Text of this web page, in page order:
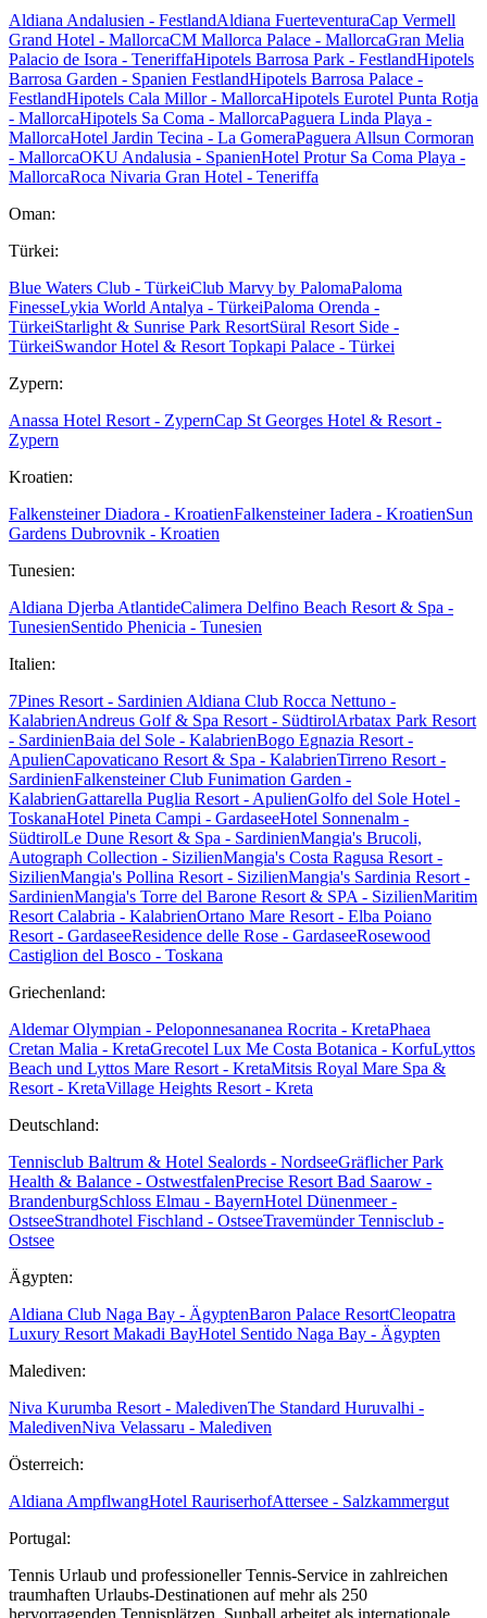
Aldiana Andalusien - FestlandAldiana FuerteventuraCap Vermell
Grand Hotel - MallorcaCM Mallorca Palace - MallorcaGran Melia
Palacio de Isora - TeneriffaHipotels Barrosa Park - FestlandHipotels
Barrosa Garden - Spanien FestlandHipotels Barrosa Palace -
FestlandHipotels Cala Millor - MallorcaHipotels Eurotel Punta Rotja
- MallorcaHipotels Sa Coma - MallorcaPaguera Linda Playa -
MallorcaHotel Jardin Tecina - La GomeraPaguera Allsun Cormoran
- MallorcaOKU Andalusia - SpanienHotel Protur Sa Coma Playa -
MallorcaRoca Nivaria Gran Hotel - Teneriffa
Oman:
Türkei:
Blue Waters Club - TürkeiClub Marvy by PalomaPaloma
FinesseLykia World Antalya - TürkeiPaloma Orenda -
TürkeiStarlight & Sunrise Park ResortSüral Resort Side -
TürkeiSwandor Hotel & Resort Topkapi Palace - Türkei
Zypern:
Anassa Hotel Resort - ZypernCap St Georges Hotel & Resort -
Zypern
Kroatien:
Falkensteiner Diadora - KroatienFalkensteiner Iadera - KroatienSun
Gardens Dubrovnik - Kroatien
Tunesien:
Aldiana Djerba AtlantideCalimera Delfino Beach Resort & Spa -
TunesienSentido Phenicia - Tunesien
Italien:
7Pines Resort - Sardinien Aldiana Club Rocca Nettuno -
KalabrienAndreus Golf & Spa Resort - SüdtirolArbatax Park Resort
- SardinienBaia del Sole - KalabrienBogo Egnazia Resort -
ApulienCapovaticano Resort & Spa - KalabrienTirreno Resort -
SardinienFalkensteiner Club Funimation Garden -
KalabrienGattarella Puglia Resort - ApulienGolfo del Sole Hotel -
ToskanaHotel Pineta Campi - GardaseeHotel Sonnenalm -
SüdtirolLe Dune Resort & Spa - SardinienMangia's Brucoli,
Autograph Collection - SizilienMangia's Costa Ragusa Resort -
SizilienMangia's Pollina Resort - SizilienMangia's Sardinia Resort -
SardinienMangia's Torre del Barone Resort & SPA - SizilienMaritim
Resort Calabria - KalabrienOrtano Mare Resort - Elba Poiano
Resort - GardaseeResidence delle Rose - GardaseeRosewood
Castiglion del Bosco - Toskana
Griechenland:
Aldemar Olympian - Peloponnesananea Rocrita - KretaPhaea
Cretan Malia - KretaGrecotel Lux Me Costa Botanica - KorfuLyttos
Beach und Lyttos Mare Resort - KretaMitsis Royal Mare Spa &
Resort - KretaVillage Heights Resort - Kreta
Deutschland:
Tennisclub Baltrum & Hotel Sealords - NordseeGräflicher Park
Health & Balance - OstwestfalenPrecise Resort Bad Saarow -
BrandenburgSchloss Elmau - BayernHotel Dünenmeer -
OstseeStrandhotel Fischland - OstseeTravemünder Tennisclub -
Ostsee
Ägypten:
Aldiana Club Naga Bay - ÄgyptenBaron Palace ResortCleopatra
Luxury Resort Makadi BayHotel Sentido Naga Bay - Ägypten
Malediven:
Niva Kurumba Resort - MaledivenThe Standard Huruvalhi -
MaledivenNiva Velassaru - Malediven
Österreich:
Aldiana AmpflwangHotel RauriserhofAttersee - Salzkammergut
Portugal:
Tennis Urlaub und professioneller Tennis-Service in zahlreichen
traumhaften Urlaubs-Destinationen auf mehr als 250